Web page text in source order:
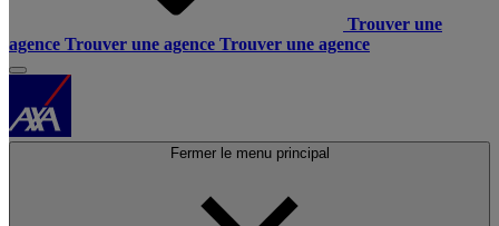
Trouver une
agence Trouver une agence Trouver une agence
Fermer le menu principal